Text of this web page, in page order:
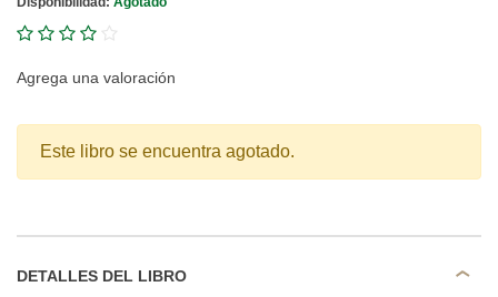
Agrega una valoración
Este libro se encuentra agotado.
DETALLES DEL LIBRO